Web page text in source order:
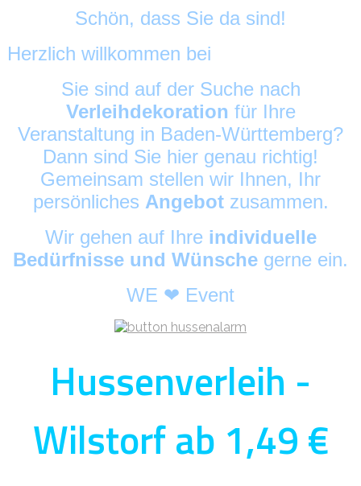
Schön, dass Sie da sind!
Herzlich willkommen bei
Sie sind auf der Suche nach
Verleihdekoration für Ihre
Veranstaltung in Baden-Württemberg?
Dann sind Sie hier genau richtig!
Gemeinsam stellen wir Ihnen, Ihr
persönliches Angebot zusammen.
Wir gehen auf Ihre individuelle
Bedürfnisse und Wünsche gerne ein.
WE ❤ Event
Hussenverleih -
Wilstorf ab 1,49 €